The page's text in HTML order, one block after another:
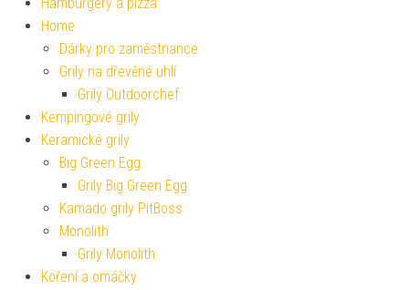
Home
Dárky pro zaměstnance
Grily na dřevěné uhlí
Grily Outdoorchef
Kempingové grily
Keramické grily
Big Green Egg
Grily Big Green Egg
Kamado grily PitBoss
Monolith
Grily Monolith
Koření a omáčky